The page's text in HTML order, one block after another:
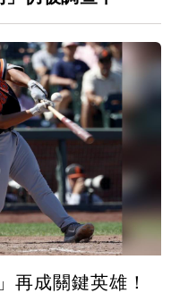
再成關鍵英雄！